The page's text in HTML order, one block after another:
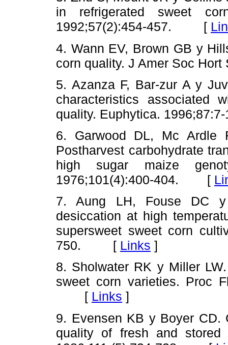
in refrigerated sweet
1992;57(2):454-457. [
4. Wann EV, Brown GB y
corn quality. J Amer Soc
5. Azanza F, Bar-zur A y
characteristics associated
quality. Euphytica.
6. Garwood DL, Mc Ardle
Postharvest carbohydrate
high sugar maize
1976;101(4):400-404. [
7. Aung LH, Fouse DC
desiccation at high
supersweet sweet corn
750. [ Links ]
8. Sholwater RK y Miller
sweet corn varieties. Proc
[ Links ]
9. Evensen KB y Boyer CD.
quality of fresh and